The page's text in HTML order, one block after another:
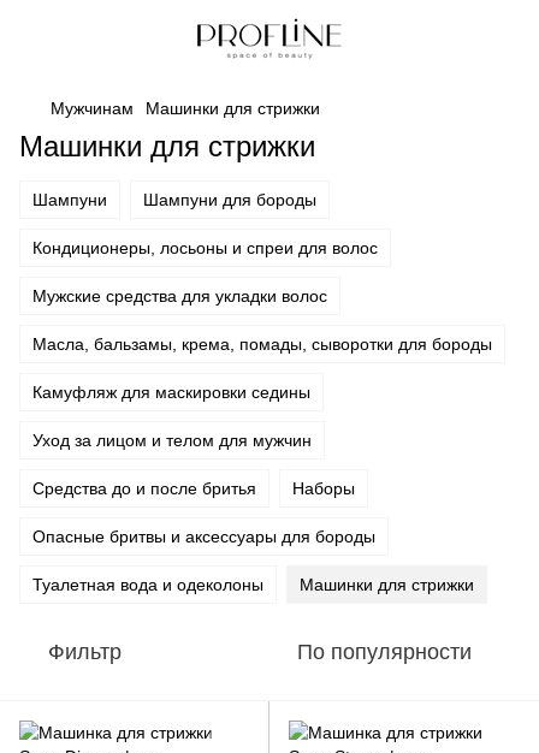
Мужчинам Машинки для стрижки
Машинки для стрижки
Шампуни Шампуни для бороды
Кондиционеры, лосьоны и спреи для волос
Мужские средства для укладки волос
Масла, бальзамы, крема, помады, сыворотки для бороды
Камуфляж для маскировки седины
Уход за лицом и телом для мужчин
Средства до и после бритья Наборы
Опасные бритвы и аксессуары для бороды
Туалетная вода и одеколоны Машинки для стрижки
Фильтр По популярности